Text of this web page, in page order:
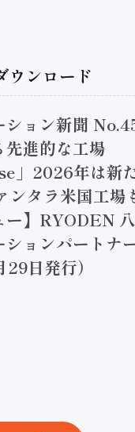
ウンロード
ション新聞
先進的な工場
」2026年は新
ンタラ米国工場
ー】RYODEN
ションパートナ
日発行）